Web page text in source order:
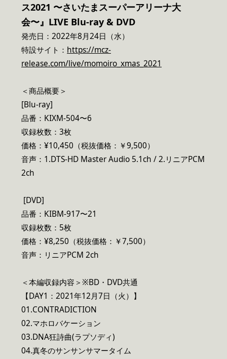
ス2021 〜さいたまスーパーアリーナ大
会〜』LIVE Blu-ray & DVD
発売日：2022年8月24日（水）
特設サイト： https://mcz-
release.com/live/momoiro_xmas_2021
＜商品概要＞
[Blu-ray]
品番：KIXM-504〜6
収録枚数：3枚
価格：¥10,450（税抜価格：￥9,500）
音声：1.DTS-HD Master Audio 5.1ch / 2.リニアPCM
2ch
[DVD]
品番：KIBM-917〜21
収録枚数：5枚
価格：¥8,250（税抜価格：￥7,500）
音声：リニアPCM 2ch
＜本編収録内容＞※BD・DVD共通
【DAY1：2021年12月7日（火）】
01.CONTRADICTION
02.マホロバケーション
03.DNA狂詩曲(ラプソディ)
04.真冬のサンサンサマータイム